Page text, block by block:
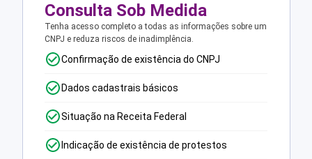
Consulta Sob Medida
Tenha acesso completo a todas as informações sobre um
CNPJ e reduza riscos de inadimplência.
Confirmação de existência do CNPJ
Dados cadastrais básicos
Situação na Receita Federal
Indicação de existência de protestos